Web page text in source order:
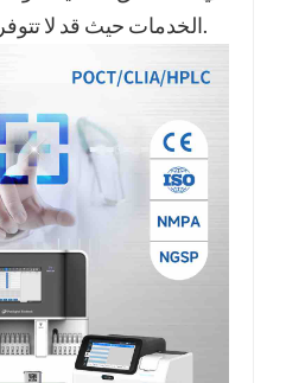
الخدمات حيث قد لا تتوفر مرافق سلسلة التبريد.